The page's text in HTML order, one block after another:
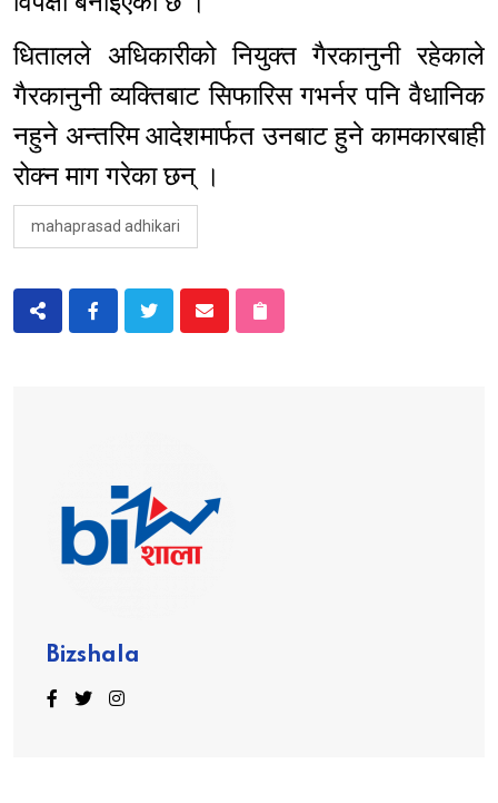
धितालले अधिकारीको नियुक्त गैरकानुनी रहेकाले
गैरकानुनी व्यक्तिबाट सिफारिस गभर्नर पनि वैधानिक
नहुने अन्तरिम आदेशमार्फत उनबाट हुने कामकारबाही
रोक्न माग गरेका छन् ।
mahaprasad adhikari
Bizshala